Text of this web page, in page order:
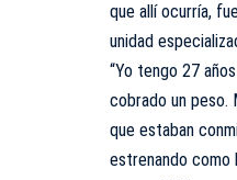
que allí ocurría,
unidad
“Yo tengo 27
cobrado un peso.
que estaban
estrenando como